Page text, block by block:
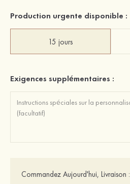
Production urgente disponible :
15 jours
Exigences supplémentaires :
Commandez Aujourd'hui, Livraison :